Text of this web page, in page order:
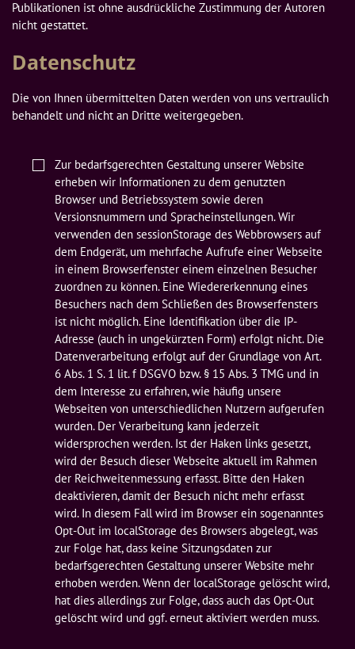
Publikationen ist ohne ausdrückliche Zustimmung der Autoren
nicht gestattet.
Datenschutz
Die von Ihnen übermittelten Daten werden von uns vertraulich
behandelt und nicht an Dritte weitergegeben.
Zur bedarfsgerechten Gestaltung unserer Website
erheben wir Informationen zu dem genutzten
Browser und Betriebssystem sowie deren
Versionsnummern und Spracheinstellungen. Wir
verwenden den sessionStorage des Webbrowsers auf
dem Endgerät, um mehrfache Aufrufe einer Webseite
in einem Browserfenster einem einzelnen Besucher
zuordnen zu können. Eine Wiedererkennung eines
Besuchers nach dem Schließen des Browserfensters
ist nicht möglich. Eine Identifikation über die IP-
Adresse (auch in ungekürzten Form) erfolgt nicht. Die
Datenverarbeitung erfolgt auf der Grundlage von Art.
6 Abs. 1 S. 1 lit. f DSGVO bzw. § 15 Abs. 3 TMG und in
dem Interesse zu erfahren, wie häufig unsere
Webseiten von unterschiedlichen Nutzern aufgerufen
wurden. Der Verarbeitung kann jederzeit
widersprochen werden. Ist der Haken links gesetzt,
wird der Besuch dieser Webseite aktuell im Rahmen
der Reichweitenmessung erfasst. Bitte den Haken
deaktivieren, damit der Besuch nicht mehr erfasst
wird. In diesem Fall wird im Browser ein sogenanntes
Opt-Out im localStorage des Browsers abgelegt, was
zur Folge hat, dass keine Sitzungsdaten zur
bedarfsgerechten Gestaltung unserer Website mehr
erhoben werden. Wenn der localStorage gelöscht wird,
hat dies allerdings zur Folge, dass auch das Opt-Out
gelöscht wird und ggf. erneut aktiviert werden muss.